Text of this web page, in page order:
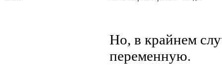
Но, в крайнем
переменную.